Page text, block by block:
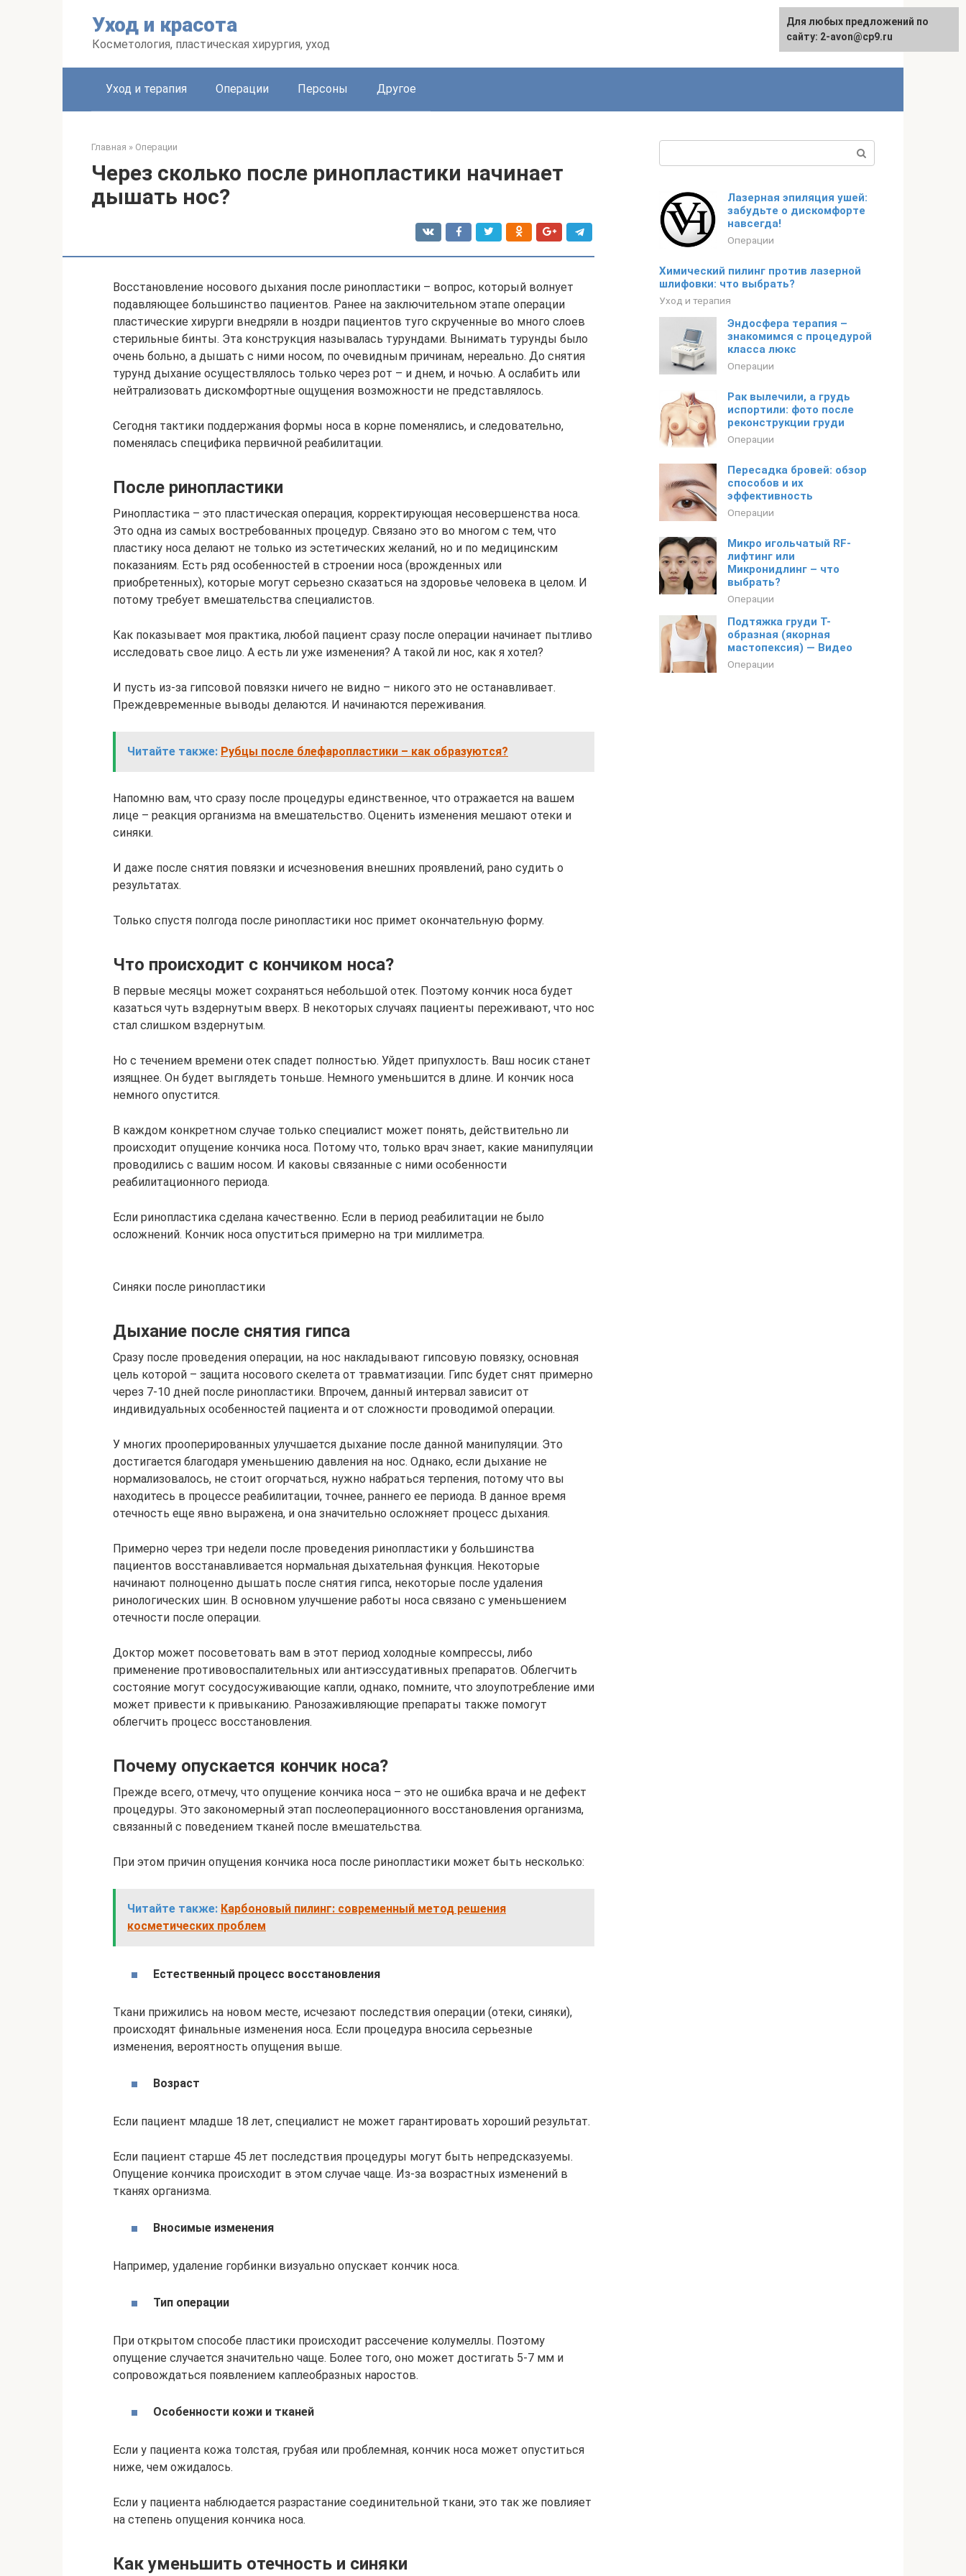
Уход и красота
Косметология, пластическая хирургия, уход
Уход и терапия Операции Персоны Другое
Главная » Операции
Через сколько после ринопластики начинает
дышать нос?
Восстановление носового дыхания после ринопластики – вопрос, который волнует
подавляющее большинство пациентов. Ранее на заключительном этапе операции
пластические хирурги внедряли в ноздри пациентов туго скрученные во много слоев
стерильные бинты. Эта конструкция называлась турундами. Вынимать турунды было
очень больно, а дышать с ними носом, по очевидным причинам, нереально. До снятия
турунд дыхание осуществлялось только через рот – и днем, и ночью. А ослабить или
нейтрализовать дискомфортные ощущения возможности не представлялось.
Сегодня тактики поддержания формы носа в корне поменялись, и следовательно,
поменялась специфика первичной реабилитации.
После ринопластики
Ринопластика – это пластическая операция, корректирующая несовершенства носа.
Это одна из самых востребованных процедур. Связано это во многом с тем, что
пластику носа делают не только из эстетических желаний, но и по медицинским
показаниям. Есть ряд особенностей в строении носа (врожденных или
приобретенных), которые могут серьезно сказаться на здоровье человека в целом. И
потому требует вмешательства специалистов.
Как показывает моя практика, любой пациент сразу после операции начинает пытливо
исследовать свое лицо. А есть ли уже изменения? А такой ли нос, как я хотел?
И пусть из-за гипсовой повязки ничего не видно – никого это не останавливает.
Преждевременные выводы делаются. И начинаются переживания.
Читайте также: Рубцы после блефаропластики – как образуются?
Напомню вам, что сразу после процедуры единственное, что отражается на вашем
лице – реакция организма на вмешательство. Оценить изменения мешают отеки и
синяки.
И даже после снятия повязки и исчезновения внешних проявлений, рано судить о
результатах.
Только спустя полгода после ринопластики нос примет окончательную форму.
Что происходит с кончиком носа?
В первые месяцы может сохраняться небольшой отек. Поэтому кончик носа будет
казаться чуть вздернутым вверх. В некоторых случаях пациенты переживают, что нос
стал слишком вздернутым.
Но с течением времени отек спадет полностью. Уйдет припухлость. Ваш носик станет
изящнее. Он будет выглядеть тоньше. Немного уменьшится в длине. И кончик носа
немного опустится.
В каждом конкретном случае только специалист может понять, действительно ли
происходит опущение кончика носа. Потому что, только врач знает, какие манипуляции
проводились с вашим носом. И каковы связанные с ними особенности
реабилитационного периода.
Если ринопластика сделана качественно. Если в период реабилитации не было
осложнений. Кончик носа опуститься примерно на три миллиметра.
Синяки после ринопластики
Дыхание после снятия гипса
Сразу после проведения операции, на нос накладывают гипсовую повязку, основная
цель которой – защита носового скелета от травматизации. Гипс будет снят примерно
через 7-10 дней после ринопластики. Впрочем, данный интервал зависит от
индивидуальных особенностей пациента и от сложности проводимой операции.
У многих прооперированных улучшается дыхание после данной манипуляции. Это
достигается благодаря уменьшению давления на нос. Однако, если дыхание не
нормализовалось, не стоит огорчаться, нужно набраться терпения, потому что вы
находитесь в процессе реабилитации, точнее, раннего ее периода. В данное время
отечность еще явно выражена, и она значительно осложняет процесс дыхания.
Примерно через три недели после проведения ринопластики у большинства
пациентов восстанавливается нормальная дыхательная функция. Некоторые
начинают полноценно дышать после снятия гипса, некоторые после удаления
ринологических шин. В основном улучшение работы носа связано с уменьшением
отечности после операции.
Доктор может посоветовать вам в этот период холодные компрессы, либо
применение противовоспалительных или антиэссудативных препаратов. Облегчить
состояние могут сосудосуживающие капли, однако, помните, что злоупотребление ими
может привести к привыканию. Ранозаживляющие препараты также помогут
облегчить процесс восстановления.
Почему опускается кончик носа?
Прежде всего, отмечу, что опущение кончика носа – это не ошибка врача и не дефект
процедуры. Это закономерный этап послеоперационного восстановления организма,
связанный с поведением тканей после вмешательства.
При этом причин опущения кончика носа после ринопластики может быть несколько:
Читайте также: Карбоновый пилинг: современный метод решения
косметических проблем
Естественный процесс восстановления
Ткани прижились на новом месте, исчезают последствия операции (отеки, синяки),
происходят финальные изменения носа. Если процедура вносила серьезные
изменения, вероятность опущения выше.
Возраст
Если пациент младше 18 лет, специалист не может гарантировать хороший результат.
Если пациент старше 45 лет последствия процедуры могут быть непредсказуемы.
Опущение кончика происходит в этом случае чаще. Из-за возрастных изменений в
тканях организма.
Вносимые изменения
Например, удаление горбинки визуально опускает кончик носа.
Тип операции
При открытом способе пластики происходит рассечение колумеллы. Поэтому
опущение случается значительно чаще. Более того, оно может достигать 5-7 мм и
сопровождаться появлением каплеобразных наростов.
Особенности кожи и тканей
Если у пациента кожа толстая, грубая или проблемная, кончик носа может опуститься
ниже, чем ожидалось.
Если у пациента наблюдается разрастание соединительной ткани, это так же повлияет
на степень опущения кончика носа.
Как уменьшить отечность и синяки
Лазерная эпиляция ушей:
забудьте о дискомфорте
навсегда!
Операции
Химический пилинг против лазерной
шлифовки: что выбрать?
Уход и терапия
Эндосфера терапия –
знакомимся с процедурой
класса люкс
Операции
Рак вылечили, а грудь
испортили: фото после
реконструкции груди
Операции
Пересадка бровей: обзор
способов и их
эффективность
Операции
Микро игольчатый RF-
лифтинг или
Микронидлинг – что
выбрать?
Операции
Подтяжка груди Т-
образная (якорная
мастопексия) — Видео
Операции
Для любых предложений по
сайту: 2-avon@cp9.ru